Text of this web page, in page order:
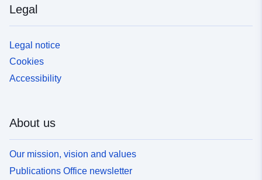
Legal
Legal notice
Cookies
Accessibility
About us
Our mission, vision and values
Publications Office newsletter